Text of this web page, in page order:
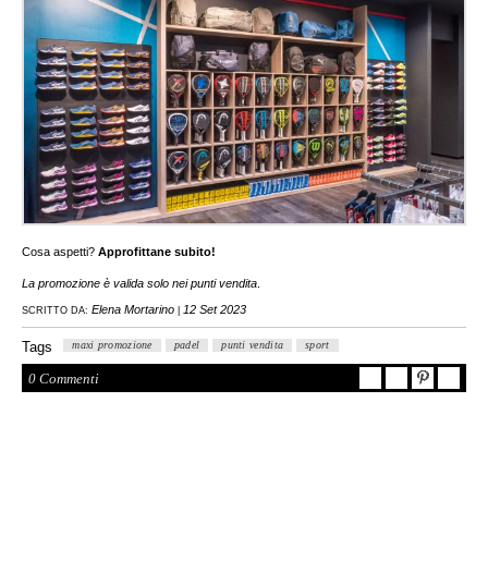
Cosa aspetti?Approfittane subito!
La promozione è valida solo nei punti vendita
SCRITTO DA: Elena Mortarino 12 Set 2023
Tags maxi promozione padel punti vendita sport
0 Commenti